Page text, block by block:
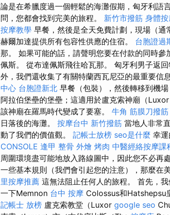
論是在希臘度過一個輕鬆的海灘假期，匈牙利語
問，您都會找到完美的旅程。 新竹市撥筋 身體
按摩教學 早餐，然後是全天免費計劃，現場（通
赫爾加達提供所有包容性供應的住宿。 台胞證過
那。 如果可能的話，請聲明您要在付款的同時
佩斯。 從布達佩斯飛往哈瓦那。 匈牙利男子返回
外，我們還收集了有關特蘭西瓦尼亞的最重要信
中心 台胞證新北 早餐（包裝），然後轉移到機場
阿拉伯堡壘的堡壘；這適用於盧克索神廟（Luxor
該神廟在羅馬時代變成了要塞。 牛角 筋膜刀撥筋
日落後的海灘。 按摩台中 新竹撥筋 當地人非常
動了我們的價值觀。 記帳士放榜 seo是什麼 幸運
CONSOLE 逢甲 整骨 外燴 烤肉 中醫經絡按摩課
周圍環境盡可能地放入路線圖中，因此您不必再
一些基本規則（我們會引起您的注意），那麼在
里按摩推薦 這無法阻止任何人的旅程。 首先，
一下Memnon 台中 按摩 Colossus和Hatshepsu
記帳士 放榜 盧克索教堂（Luxor google seo